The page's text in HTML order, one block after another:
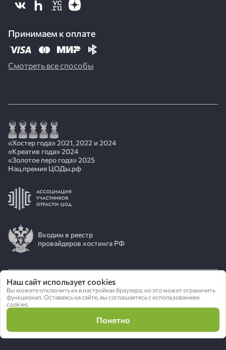
Принимаем к оплате
Смотреть все способы
«Хостер года» 2021, 2022 и 2024
«Креатив года» 2024
«Золотое перо года» 2025
Нац.премия ЦОДы.рф
Входим в реестр
провайдеров хостинга РФ
© 2026 АО «ИОТ»
Политика конфиденциальности
Сделано в
Наш сайт использует cookies
Вы можете отключить их в настройках браузера, но это может ограничить
функционал. Оставаясь на сайте, вы соглашаетесь с использованием
cookies.
Понятно